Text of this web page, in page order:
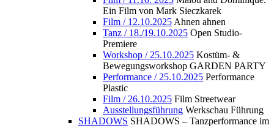
Ein Film von Mark Sieczkarek
Film / 12.10.2025 Ahnen ahnen
Tanz / 18./19.10.2025 Open Studio-
Premiere
Workshop / 25.10.2025 Kostüm- &
Bewegungsworkshop GARDEN PARTY
Performance / 25.10.2025 Performance
Plastic
Film / 26.10.2025 Film Streetwear
Ausstellungsführung Werkschau Führung
SHADOWS SHADOWS – Tanzperformance im